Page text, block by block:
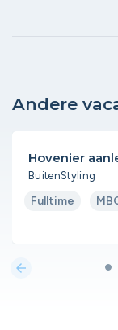
Andere
Hovenier
BuitenStyling
Fulltime
arrow_back